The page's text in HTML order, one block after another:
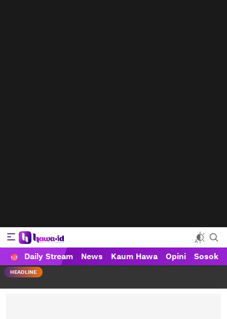
HAWA
Haluan Wanita Indonesia
Daily Stream News Kaum Hawa Opini Sosok
HEADLINE